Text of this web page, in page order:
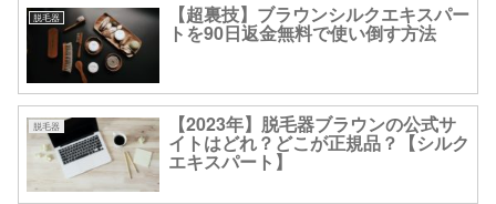
脱毛器 【超裏技】ブラウンシルクエキスパー
トを90日返金無料で使い倒す方法
脱毛器 【2023年】脱毛器ブラウンの公式サ
イトはどれ？どこが正規品？【シルク
エキスパート】